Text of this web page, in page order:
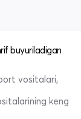
buyuriladigan
vositalari,
keng